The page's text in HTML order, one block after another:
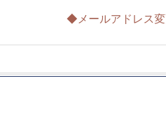
◆メールアドレス